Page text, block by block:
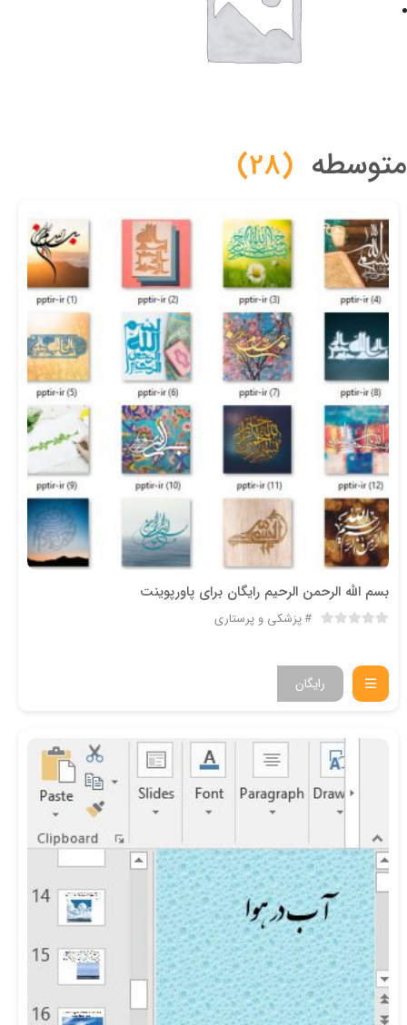
متوسطه (28)
بسم الله الرحمن الرحیم رایگان برای پاورپوینت
پزشکی و پرستاری
رایگان